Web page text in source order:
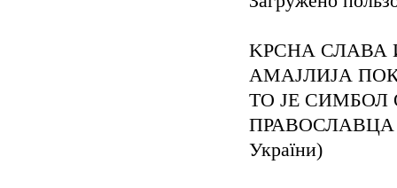
KРСНА СЛАВА
АМАЈЛИЈА
TО ЈЕ
України)